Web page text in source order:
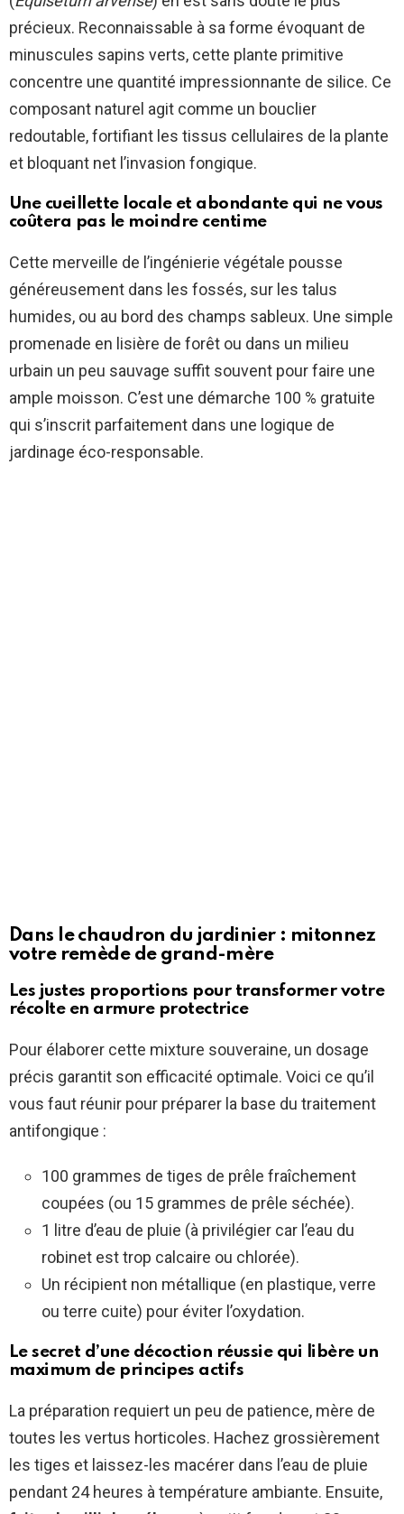
précieux. Reconnaissable à sa forme évoquant de
minuscules sapins verts, cette plante primitive
concentre une quantité impressionnante de silice. Ce
composant naturel agit comme un bouclier
redoutable, fortifiant les tissus cellulaires de la plante
et bloquant net l’invasion fongique.
Une cueillette locale et abondante qui ne vous
coûtera pas le moindre centime
Cette merveille de l’ingénierie végétale pousse
généreusement dans les fossés, sur les talus
humides, ou au bord des champs sableux. Une simple
promenade en lisière de forêt ou dans un milieu
urbain un peu sauvage suffit souvent pour faire une
ample moisson. C’est une démarche 100 % gratuite
qui s’inscrit parfaitement dans une logique de
jardinage éco-responsable.
Dans le chaudron du jardinier : mitonnez
votre remède de grand-mère
Les justes proportions pour transformer votre
récolte en armure protectrice
Pour élaborer cette mixture souveraine, un dosage
précis garantit son efficacité optimale. Voici ce qu’il
vous faut réunir pour préparer la base du traitement
antifongique :
100 grammes de tiges de prêle fraîchement
coupées (ou 15 grammes de prêle séchée).
1 litre d’eau de pluie (à privilégier car l’eau du
robinet est trop calcaire ou chlorée).
Un récipient non métallique (en plastique, verre
ou terre cuite) pour éviter l’oxydation.
Le secret d’une décoction réussie qui libère un
maximum de principes actifs
La préparation requiert un peu de patience, mère de
toutes les vertus horticoles. Hachez grossièrement
les tiges et laissez-les macérer dans l’eau de pluie
pendant 24 heures à température ambiante. Ensuite,